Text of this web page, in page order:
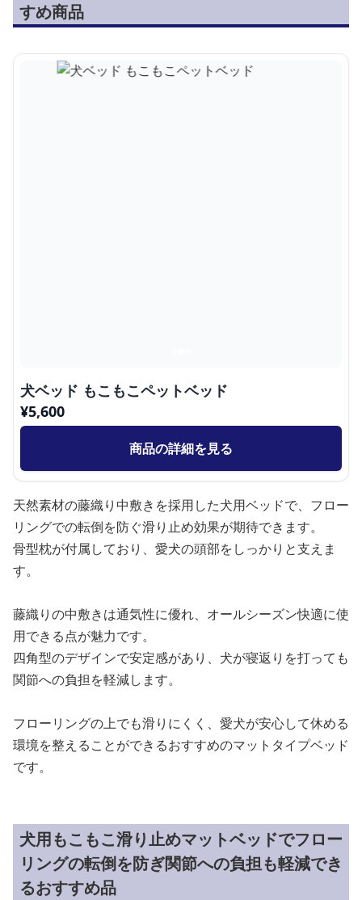
すめ商品
犬ベッド もこもこペットベッド
¥5,600
商品の詳細を見る
天然素材の藤織り中敷きを採用した犬用ベッドで、フロー
リングでの転倒を防ぐ滑り止め効果が期待できます。
骨型枕が付属しており、愛犬の頭部をしっかりと支えま
す。
藤織りの中敷きは通気性に優れ、オールシーズン快適に使
用できる点が魅力です。
四角型のデザインで安定感があり、犬が寝返りを打っても
関節への負担を軽減します。
フローリングの上でも滑りにくく、愛犬が安心して休める
環境を整えることができるおすすめのマットタイプベッド
です。
犬用もこもこ滑り止めマットベッドでフロー
リングの転倒を防ぎ関節への負担も軽減でき
るおすすめ品